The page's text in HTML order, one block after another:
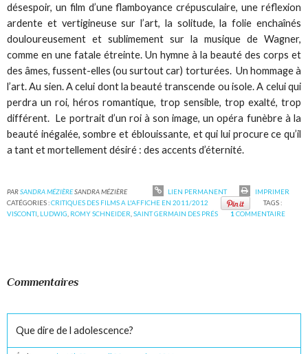
désespoir, un film d’une flamboyance crépusculaire, une réflexion
ardente et vertigineuse sur l’art, la solitude, la folie enchaînés
douloureusement et sublimement sur la musique de Wagner,
comme en une fatale étreinte. Un hymne à la beauté des corps et
des âmes, fussent-elles (ou surtout car) torturées. Un hommage à
l’art. Au sien. A celui dont la beauté transcende ou isole. A celui qui
perdra un roi, héros romantique, trop sensible, trop exalté, trop
différent. Le portrait d’un roi à son image, un opéra funèbre à la
beauté inégalée, sombre et éblouissante, et qui lui procure ce qu’il
a tant et mortellement désiré : des accents d’éternité.
PARSANDRA MÉZIÈRESANDRA MÉZIÈRE LIEN PERMANENT
IMPRIMER
CATÉGORIES :CRITIQUES DES FILMS A L'AFFICHE EN 2011/2012
TAGS :
VISCONTI, LUDWIG, ROMY SCHNEIDER,SAINT GERMAIN DES PRÉS 1COMMENTAIRE
Commentaires
Que dire de l adolescence?